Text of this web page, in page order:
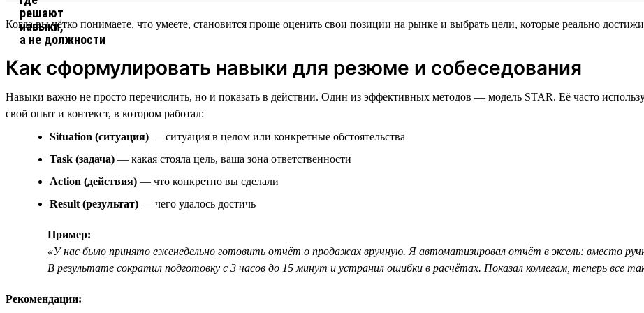
Когда вы чётко понимаете, что умеете, становится проще оценить свои позиции на рынке и выбрать цели, которые реально
Как сформулировать навыки для резюме и собеседования
Навыки важно не просто перечислить, но и показать в действии. Один из эффективных методов — модель STAR. Её часто
свой опыт и контекст, в котором работал:
Situation (ситуация) — ситуация в целом или конкретные обстоятельства
Task (задача) — какая стояла цель, ваша зона ответственности
Action (действия) — что конкретно вы сделали
Result (результат) — чего удалось достичь
Пример:
«У нас было принято еженедельно готовить отчёт о продажах вручную. Я автоматизировал отчёт в эксель: вместо
В результате сократил подготовку с 3 часов до 15 минут и устранил ошибки в расчётах. Показал коллегам, теперь все
Рекомендации: